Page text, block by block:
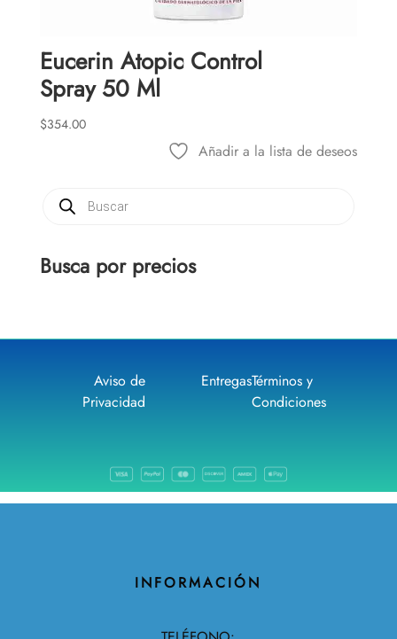
Añadir a la lista de deseos
Eucerin Atopic Control
Spray 50 Ml
$354.00
Búsqueda
Busca por precios
Aviso de
Privacidad
EntregasTérminos y
Condiciones
INFORMACIÓN